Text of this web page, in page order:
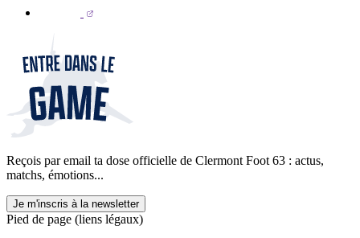
Reçois par email ta dose officielle de Clermont Foot 63 : actus,
matchs, émotions...
Je m'inscris à la newsletter
Pied de page (liens légaux)